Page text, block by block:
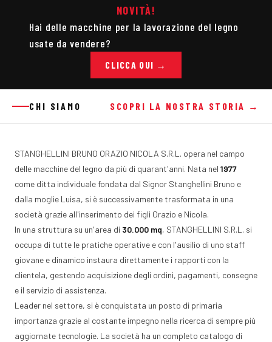
NOVITÀ!
Hai delle macchine per la lavorazione del legno
usate da vendere?
CLICCA QUI →
CHI SIAMO SCOPRI LA NOSTRA STORIA →
STANGHELLINI BRUNO ORAZIO NICOLA S.R.L. opera nel campo
delle macchine del legno da più di quarant'anni. Nata nel 1977
come ditta individuale fondata dal Signor Stanghellini Bruno e
dalla moglie Luisa, si è successivamente trasformata in una
società grazie all'inserimento dei figli Orazio e Nicola.
In una struttura su un'area di 30.000 mq, STANGHELLINI S.R.L. si
occupa di tutte le pratiche operative e con l'ausilio di uno staff
giovane e dinamico instaura direttamente i rapporti con la
clientela, gestendo acquisizione degli ordini, pagamenti, consegne
e il servizio di assistenza.
Leader nel settore, si è conquistata un posto di primaria
importanza grazie al costante impegno nella ricerca di sempre più
aggiornate tecnologie. La società ha un completo catalogo di